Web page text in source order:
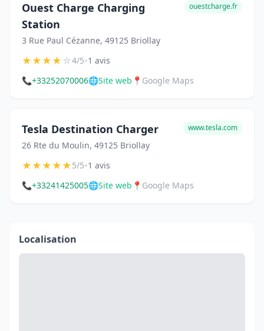
Ouest Charge Charging
Station
3 Rue Paul Cézanne, 49125 Briollay
ouestcharge.fr
★★★★☆4/5•1 avis
📞+33252070006🌐Site web 📍 Google Maps
Tesla Destination Charger
26 Rte du Moulin, 49125 Briollay
www.tesla.com
★★★★★5/5•1 avis
📞+33241425005🌐Site web 📍 Google Maps
Localisation